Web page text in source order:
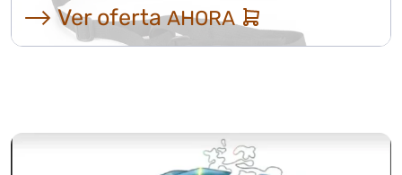
⟶ Ver ofertaAHORA